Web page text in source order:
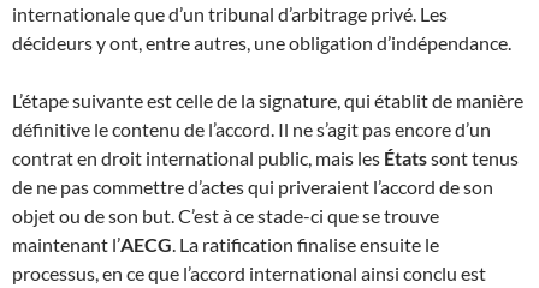
internationale que d’un tribunal d’arbitrage privé. Les
décideurs y ont, entre autres, une obligation d’indépendance.
L’étape suivante est celle de la signature, qui établit de manière
définitive le contenu de l’accord. Il ne s’agit pas encore d’un
contrat en droit international public, mais les Étatssont tenus
de ne pas commettre d’actes qui priveraient l’accord de son
objet ou de son but. C’est à ce stade-ci que se trouve
maintenant l’AECG. La ratification finalise ensuite le
processus, en ce que l’accord international ainsi conclu est